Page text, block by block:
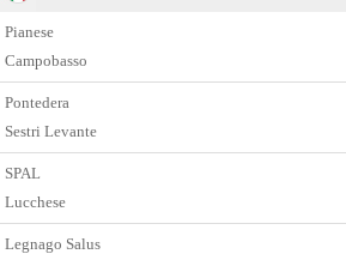
Pianese
Campobasso
Pontedera
Sestri Levante
SPAL
Lucchese
Legnago Salus